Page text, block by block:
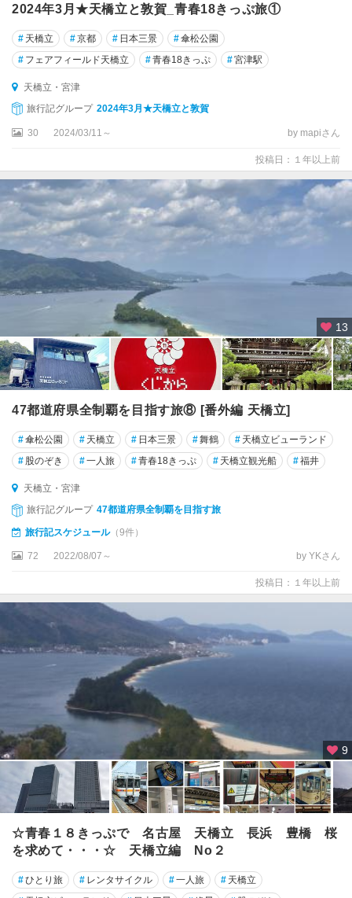
2024年3月★天橋立と敦賀_青春18きっぷ旅①
# 天橋立 #京都 # 日本三景 #傘松公園
# フェアフィールド天橋立 #青春18きっぷ #宮津駅
天橋立・宮津
旅行記グループ 2024年3月★天橋立と敦賀
30 2024/03/11～ by mapiさん
投稿日：１年以上前
13
47都道府県全制覇を目指す旅⑧ [番外編 天橋立]
#傘松公園 # 天橋立 # 日本三景 #舞鶴 # 天橋立ビューランド
# 股のぞき #一人旅 #青春18きっぷ # 天橋立観光船 #福井
天橋立・宮津
旅行記グループ 47都道府県全制覇を目指す旅
旅行記スケジュール（9件）
72 2022/08/07～ by YKさん
投稿日：１年以上前
9
☆青春１８きっぷで 名古屋 天橋立 長浜 豊橋 桜
を求めて・・・☆ 天橋立編 No２
#ひとり旅 # レンタサイクル #一人旅 # 天橋立